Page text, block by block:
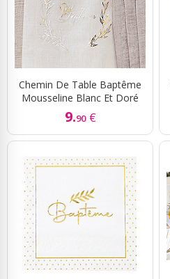
Chemin De Table Baptême
Mousseline Blanc Et Doré
9.90 €